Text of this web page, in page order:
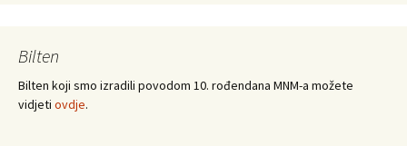
Bilten
Bilten koji smo izradili povodom 10. rođendana MNM-a možete
vidjeti ovdje.